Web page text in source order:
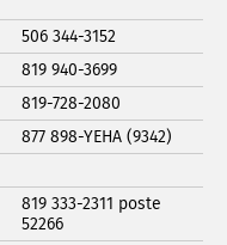
506 344-3152
819 940-3699
819-728-2080
877 898-YEHA (9342)
819 333-2311 poste
52266